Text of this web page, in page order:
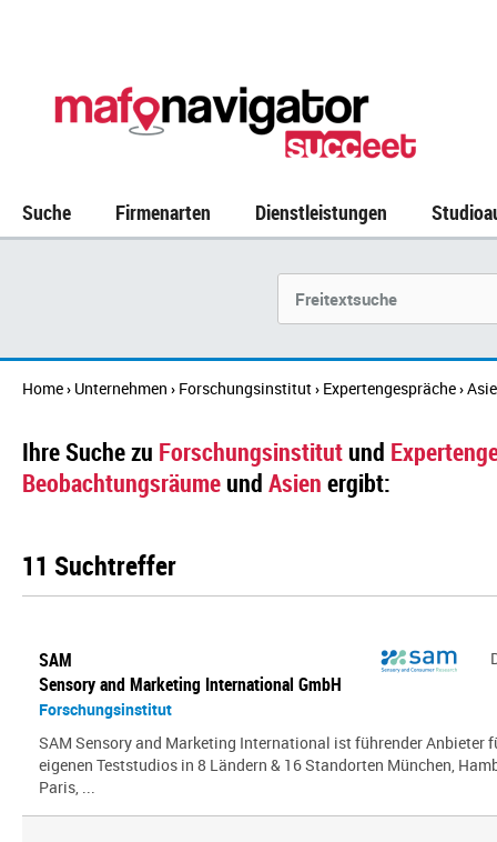
Suche Firmenarten Dienstleistungen
Home› Unternehmen › Forschungsinstitut› Expertengespräche›
Ihre Suche zu Forschungsinstitutund
Beobachtungsräumeund Asien ergibt:
11 Suchtreffer
SAM
Sensory and Marketing International GmbH
Forschungsinstitut
SAM Sensory and Marketing International ist führender Anbieter
eigenen Teststudios in 8 Ländern & 16 Standorten München,
Paris, ...